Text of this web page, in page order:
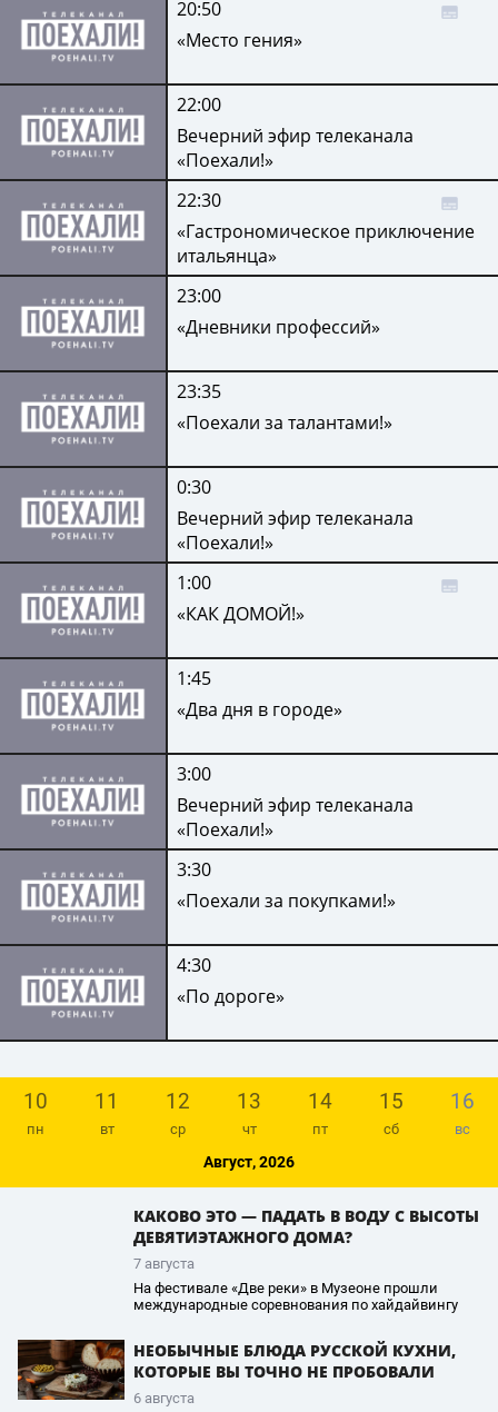
20:50
«Место гения»
22:00
Вечерний эфир телеканала
«Поехали!»
22:30
«Гастрономическое приключение
итальянца»
23:00
«Дневники профессий»
23:35
«Поехали за талантами!»
0:30
Вечерний эфир телеканала
«Поехали!»
1:00
«КАК ДОМОЙ!»
1:45
«Два дня в городе»
3:00
Вечерний эфир телеканала
«Поехали!»
3:30
«Поехали за покупками!»
4:30
«По дороге»
10
пн
11
вт
12
ср
13
чт
14
пт
15
сб
16
вс
Август, 2026
КАКОВО ЭТО — ПАДАТЬ В ВОДУ С ВЫСОТЫ
ДЕВЯТИЭТАЖНОГО ДОМА?
7 августа
На фестивале «Две реки» в Музеоне прошли
международные соревнования по хайдайвингу
НЕОБЫЧНЫЕ БЛЮДА РУССКОЙ КУХНИ,
КОТОРЫЕ ВЫ ТОЧНО НЕ ПРОБОВАЛИ
6 августа